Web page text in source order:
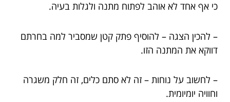
כי אף אחד לא אוהב לפתוח מתנה ולגלות בעיה.
– להכין הצגה – להוסיף פתק קטן שמסביר למה בחרתם
דווקא את המתנה הזו.
– לחשוב על נוחות – זה לא סתם כלים, זה חלק משגרה
וחוויה יומיומית.